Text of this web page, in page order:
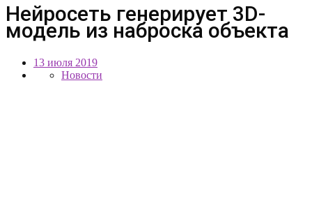
Нейросеть генерирует 3D-
модель из наброска объекта
13 июля 2019
Новости